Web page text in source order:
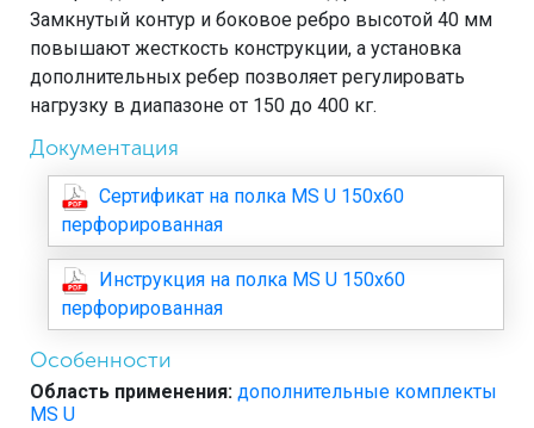
Замкнутый контур и боковое ребро высотой 40 мм
повышают жесткость конструкции, а установка
дополнительных ребер позволяет регулировать
нагрузку в диапазоне от 150 до 400 кг.
Документация
Сертификат на полка MS U 150х60
перфорированная
Инструкция на полка MS U 150х60
перфорированная
Особенности
Область применения: дополнительные комплекты
MS U